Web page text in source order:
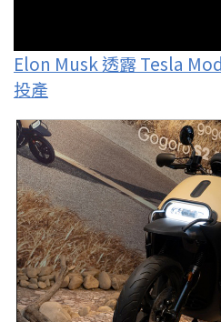
Elon Musk 透露 Tesla
投產